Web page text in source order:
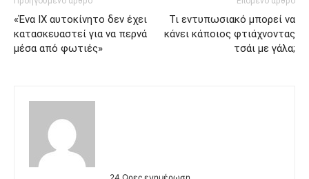
«Ένα ΙΧ αυτοκίνητο δεν έχει
κατασκευαστεί για να περνά
μέσα από φωτιές»
Τι εντυπωσιακό μπορεί να
κάνει κάποιος φτιάχνοντας
τσάι με γάλα;